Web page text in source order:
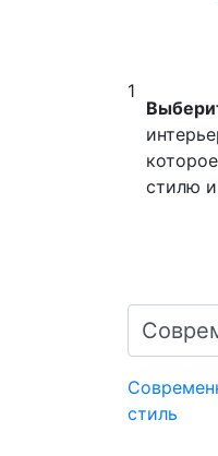
1
стилю
стиль